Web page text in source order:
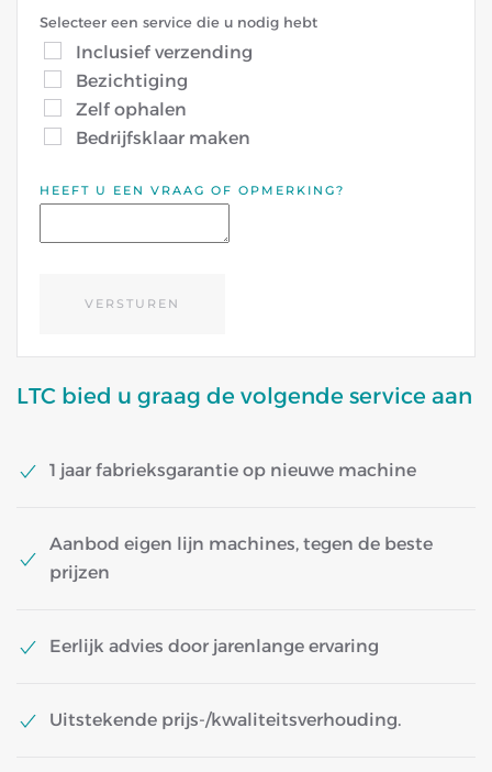
Selecteer een service die u nodig hebt
Inclusief verzending
Bezichtiging
Zelf ophalen
Bedrijfsklaar maken
HEEFT U EEN VRAAG OF OPMERKING?
VERSTUREN
LTC bied u graag de volgende service aan
1 jaar fabrieksgarantie op nieuwe machine
Aanbod eigen lijn machines, tegen de beste
prijzen
Eerlijk advies door jarenlange ervaring
Uitstekende prijs-/kwaliteitsverhouding.